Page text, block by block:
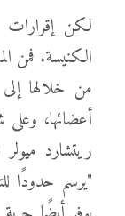
لكن إقرارات
الكنيسة. فمن
من خلالها
أعضائها،
"يرسم حدودًا